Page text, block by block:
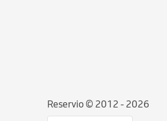
Reservio © 2012 - 2026